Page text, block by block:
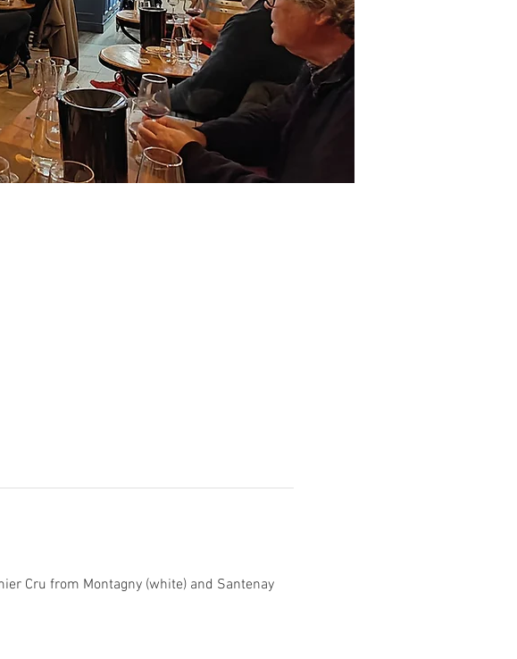
Cru from Montagny (white) and Santenay